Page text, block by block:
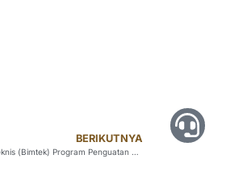
BERIKUTNYA
Bentuk Pemimpin Creative Minority yang Berdampak, UKSW Adakan Bimbingan Teknis (Bimtek) Program Penguatan Kapasitas Organisasi Kemahasiswaan (PPK Ormawa) 2025